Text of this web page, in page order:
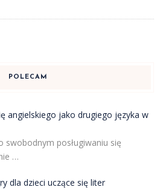
POLECAM
angielskiego jako drugiego języka w
swobodnym posługiwaniu się
…
dla dzieci uczące się liter